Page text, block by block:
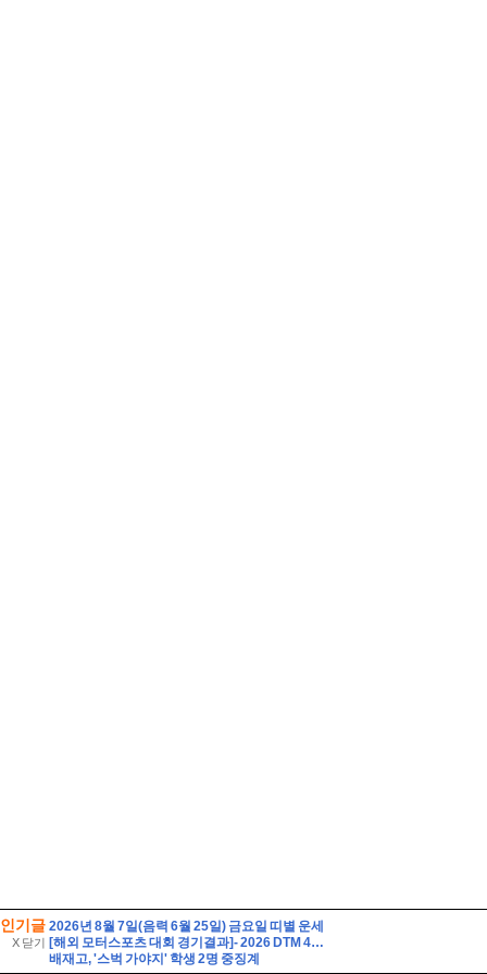
인기글
X 닫기
2026년 8월 7일(음력 6월 25일) 금요일 띠별 운세
[해외 모터스포츠 대회 경기결과]- 2026 DTM 4라운드
배재고, '스벅 가야지' 학생 2명 중징계